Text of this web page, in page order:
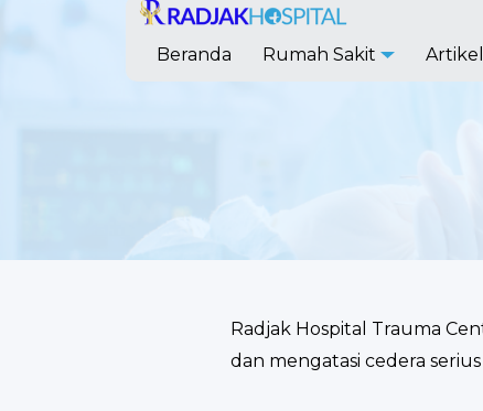
Beranda Rumah Sakit Artikel
Radjak Hospital Trauma
dan mengatasi cedera